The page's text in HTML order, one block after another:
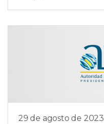
29 de agosto de 2023